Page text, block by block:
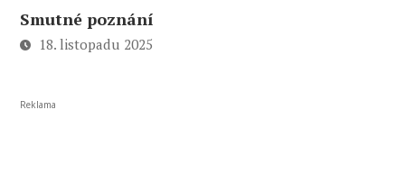
Smutné poznání
18. listopadu 2025
Reklama